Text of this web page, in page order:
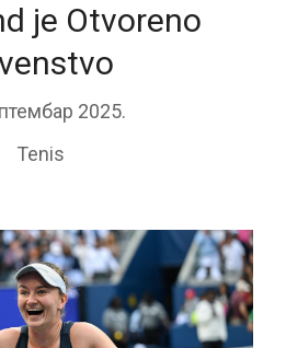
je Otvoreno
2025.
Tenis